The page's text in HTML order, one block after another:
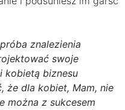
znalezienia
swoje
kobietą biznesu
że dla kobiet, Mam, nie
można z sukcesem